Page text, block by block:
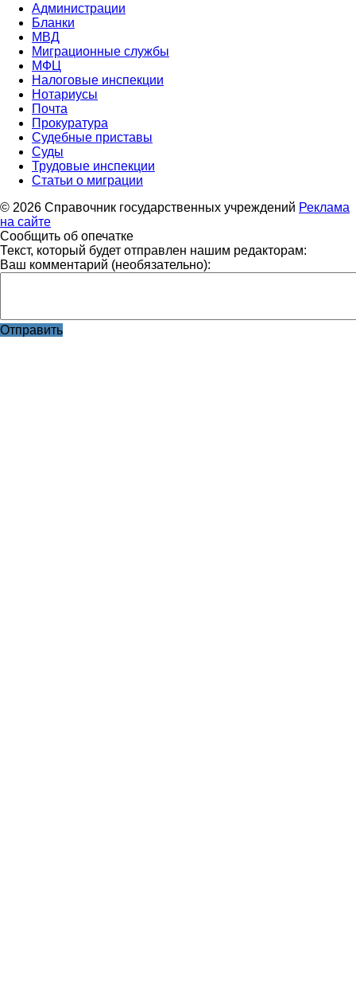
Администрации
Бланки
МВД
Миграционные службы
МФЦ
Налоговые инспекции
Нотариусы
Почта
Прокуратура
Судебные приставы
Суды
Трудовые инспекции
Статьи о миграции
© 2026 Справочник государственных учреждений Реклама
на сайте
Сообщить об опечатке
Текст, который будет отправлен нашим редакторам:
Ваш комментарий (необязательно):
Отправить